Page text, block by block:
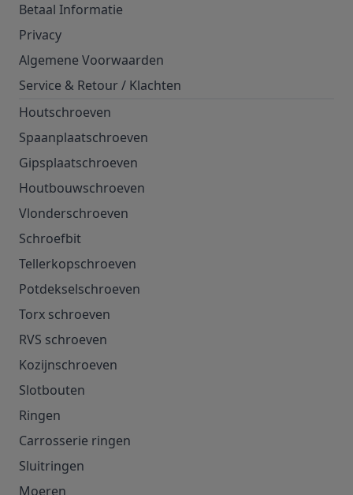
Betaal Informatie
Privacy
Algemene Voorwaarden
Service & Retour/ Klachten
Houtschroeven
Spaanplaatschroeven
Gipsplaatschroeven
Houtbouwschroeven
Vlonderschroeven
Schroefbit
Tellerkopschroeven
Potdekselschroeven
Torx schroeven
RVS schroeven
Kozijnschroeven
Slotbouten
Ringen
Carrosserie ringen
Sluitringen
Moeren